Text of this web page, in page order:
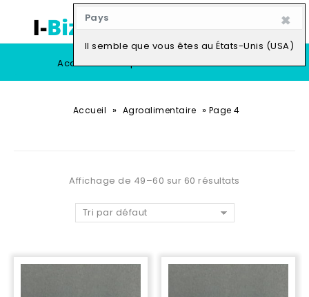
Pays ×
Il semble que vous êtes au États-Unis (USA)
0
Accueil Boutique Vendre
Accueil » Agroalimentaire » Page 4
Affichage de 49–60 sur 60 résultats
Tri par défaut